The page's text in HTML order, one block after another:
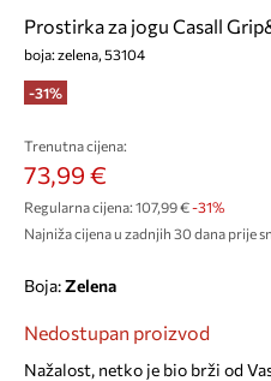
Prostirka za jogu Casall
boja: zelena, 53104
-31%
Trenutna cijena:
73,99 €
Regularna cijena: 107,99 €-31%
Najniža cijena u zadnjih 30 dana prije
Boja: zelena
Nedostupan proizvod
Nažalost, netko je bio brži od